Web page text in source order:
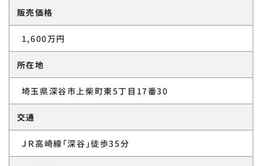
販売価格
1,600万円
所在地
埼玉県深谷市上柴町東5丁目17番30
交通
ＪＲ高崎線「深谷」徒歩35分